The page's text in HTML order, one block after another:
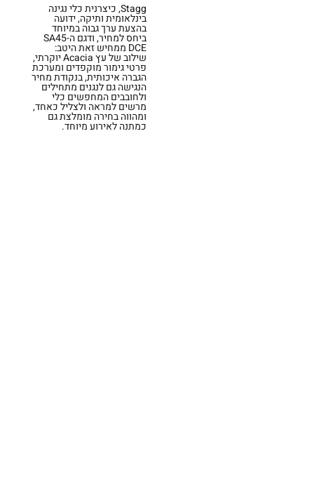
Stagg, כיצרנית כלי נגינה
בינלאומית ותיקה, ידועה
בהצעת ערך גבוה במיוחד
ביחס למחיר, ודגם ה-SA45
DCE ממחיש זאת היטב:
שילוב של עץ Acacia יוקרתי,
פרטי גימור מוקפדים ומערכת
הגברה איכותית, בנקודת מחיר
הנגישה גם לנגנים מתחילים
ולחובבים המחפשים כלי
מרשים למראה ולצליל כאחד,
ומהווה בחירה מומלצת גם
כמתנה לאירוע מיוחד.